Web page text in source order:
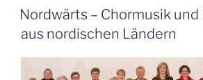
–
internationale
Weihnachtslieder“
VERÖFFENTLICHT
AM
Nordwärts – Chormusik
aus nordischen Ländern